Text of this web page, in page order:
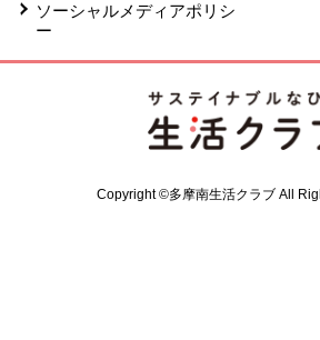
ソーシャルメディアポリシ
ー
Copyright ©多摩南生活クラブ All